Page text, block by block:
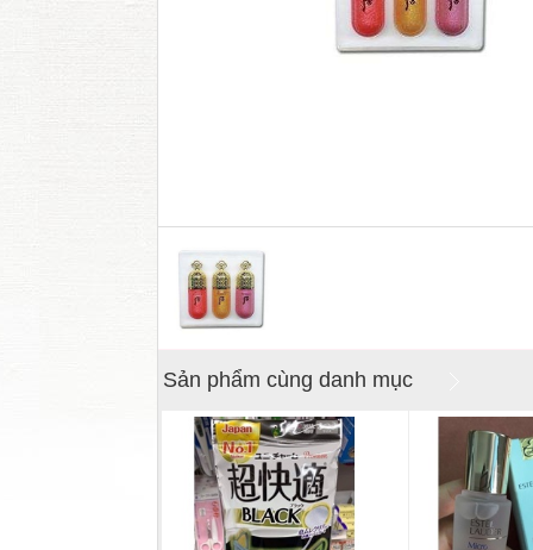
Sản phẩm cùng danh mục